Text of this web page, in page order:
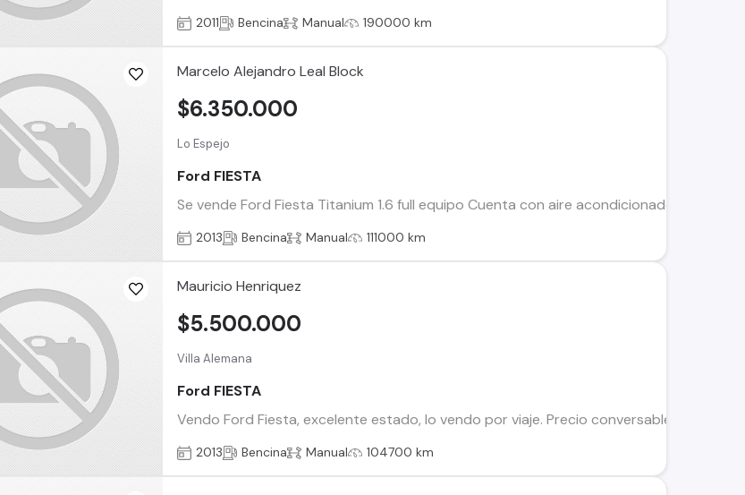
2011 Bencina Manual 190000 km
Marcelo Alejandro Leal Block
Lo Espejo
Ford FIESTA
Se vende Ford Fiesta Titanium 1.6 full equipo Cuenta con aire acondicionado, 6 air
$6.350.000
2013 Bencina Manual 111000 km
Mauricio Henriquez
Villa Alemana
Ford FIESTA
Vendo Ford Fiesta, excelente estado, lo vendo por viaje. Precio conversable.
$5.500.000
2013 Bencina Manual 104700 km